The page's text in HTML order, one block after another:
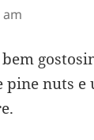
am
nuts